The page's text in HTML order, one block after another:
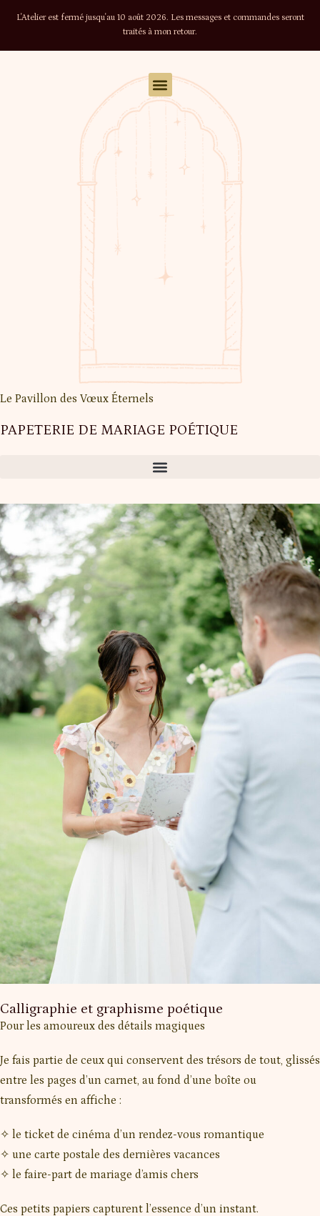
L'Atelier est fermé jusqu'au 10 août 2026. Les messages et commandes seront
traités à mon retour.
Le Pavillon des Vœux Éternels
PAPETERIE DE MARIAGE POÉTIQUE
Calligraphie et graphisme poétique
Pour les amoureux des détails magiques
Je fais partie de ceux qui conservent des trésors de tout, glissés
entre les pages d’un carnet, au fond d’une boîte ou
transformés en affiche :
✧ le ticket de cinéma d’un rendez-vous romantique
✧ une carte postale des dernières vacances
✧ le faire-part de mariage d’amis chers
Ces petits papiers capturent l’essence d’un instant.